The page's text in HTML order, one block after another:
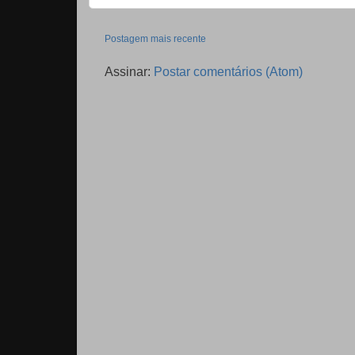
Postagem mais recente
Assinar: Postar comentários (Atom)